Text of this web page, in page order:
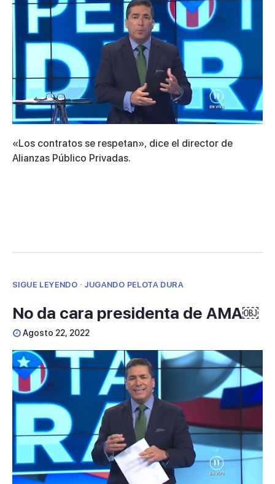
seconds
of
7
«Los contratos se respetan», dice el director de
Alianzas Público Privadas.
SIGUE LEYENDO · JUGANDO PELOTA DURA
No da cara presidenta de AMA￼
Agosto 22, 2022